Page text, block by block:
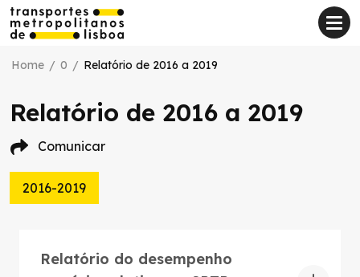
Home / 0 / Relatório de 2016 a 2019
Relatório de 2016 a 2019
Comunicar
2016-2019
Relatório do desempenho